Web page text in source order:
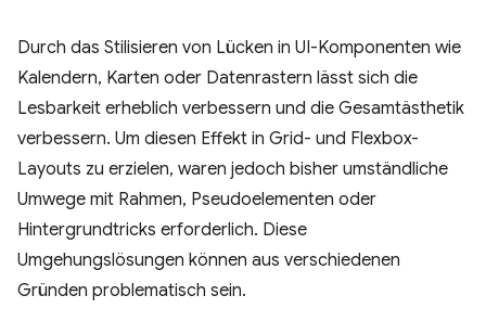
Durch das Stilisieren von Lücken in UI-Komponenten wie
Kalendern, Karten oder Datenrastern lässt sich die
Lesbarkeit erheblich verbessern und die Gesamtästhetik
verbessern. Um diesen Effekt in Grid- und Flexbox-
Layouts zu erzielen, waren jedoch bisher umständliche
Umwege mit Rahmen, Pseudoelementen oder
Hintergrundtricks erforderlich. Diese
Umgehungslösungen können aus verschiedenen
Gründen problematisch sein.